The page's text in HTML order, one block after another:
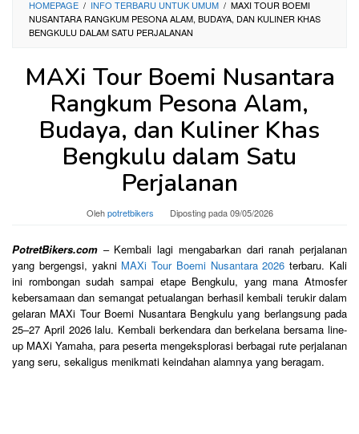
HOMEPAGE / INFO TERBARU UNTUK UMUM / MAXI TOUR BOEMI
NUSANTARA RANGKUM PESONA ALAM, BUDAYA, DAN KULINER KHAS
BENGKULU DALAM SATU PERJALANAN
MAXi Tour Boemi Nusantara
Rangkum Pesona Alam,
Budaya, dan Kuliner Khas
Bengkulu dalam Satu
Perjalanan
Olehpotretbikers Diposting pada09/05/2026
PotretBikers.com – Kembali lagi mengabarkan dari ranah perjalanan
yang bergengsi, yakni MAXi Tour Boemi Nusantara 2026 terbaru. Kali
ini rombongan sudah sampai etape Bengkulu, yang mana Atmosfer
kebersamaan dan semangat petualangan berhasil kembali terukir dalam
gelaran MAXi Tour Boemi Nusantara Bengkulu yang berlangsung pada
25–27 April 2026 lalu. Kembali berkendara dan berkelana bersama line-
up MAXi Yamaha, para peserta mengeksplorasi berbagai rute perjalanan
yang seru, sekaligus menikmati keindahan alamnya yang beragam.